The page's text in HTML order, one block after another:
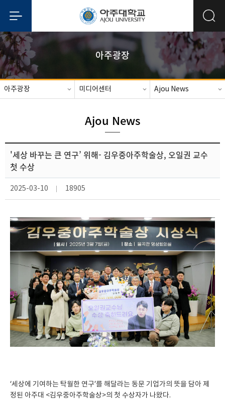
아주광장
아주광장 미디어센터 Ajou News
Ajou News
'세상 바꾸는 큰 연구’ 위해- 김우중아주학술상, 오일권 교수
첫 수상
2025-03-10 18905
‘세상에 기여하는 탁월한 연구’를 해달라는 동문 기업가의 뜻을 담아 제
정된 아주대 <김우중아주학술상>의 첫 수상자가 나왔다.